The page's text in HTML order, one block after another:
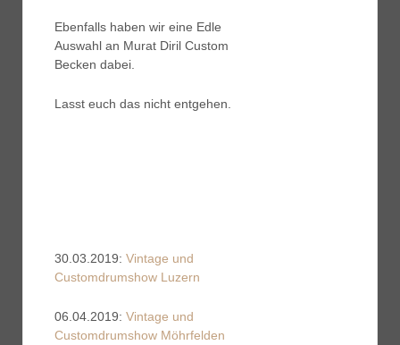
Ebenfalls haben wir eine Edle
Auswahl an Murat Diril Custom
Becken dabei.
Lasst euch das nicht entgehen.
30.03.2019: Vintage und
Customdrumshow Luzern
06.04.2019: Vintage und
Customdrumshow Möhrfelden